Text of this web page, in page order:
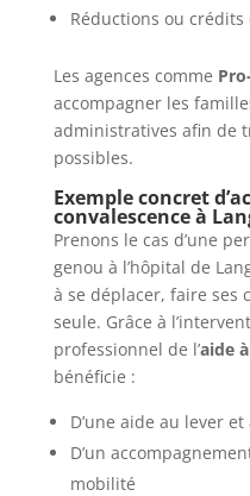
Réductions ou crédits
Les agences comme
accompagner les
administratives afin de
possibles.
Exemple concret
convalescence à
Prenons le cas d’une
genou à l’hôpital de
à se déplacer, faire ses
seule. Grâce à
professionnel de l’aide
bénéficie :
D’une aide au lever et
D’un
mobilité